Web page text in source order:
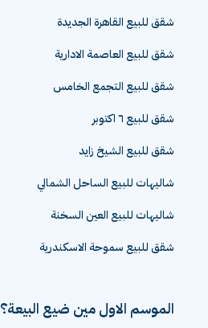
شقق للبيع القاهرة الجديدة
شقق للبيع العاصمة الادارية
شقق للبيع التجمع الخامس
شقق للبيع ٦ اكتوبر
شقق للبيع الشيخ زايد
شاليهات للبيع الساحل الشمالي
شاليهات للبيع العين السخنة
شقق للبيع سموحة الاسكندرية
الموسم الاول مين ضيع البيعة؟